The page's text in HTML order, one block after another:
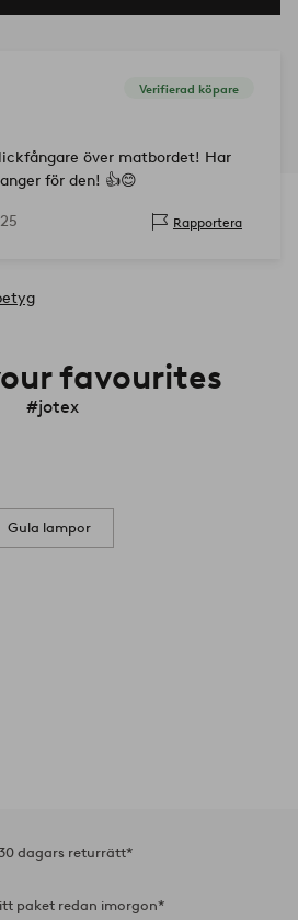
Verifierad köpare
över matbordet! Har
för den! 👍😊
Rapportera
favourites
#jotex
Gula lampor
dagars returrätt*
paket redan imorgon*